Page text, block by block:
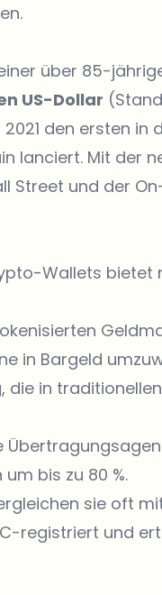
über 85-
US-Dollar
den ersten in
lanciert. Mit der
Street und der
Wallets bietet
in Bargeld
die in
bis zu 80 %.
sie oft
registriert und